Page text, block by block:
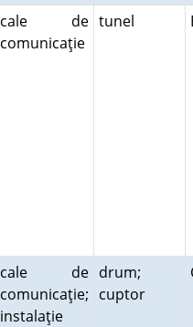
cale de
comunicaţie
tunel
cale de
comunicaţie;
instalaţie
drum;
cuptor